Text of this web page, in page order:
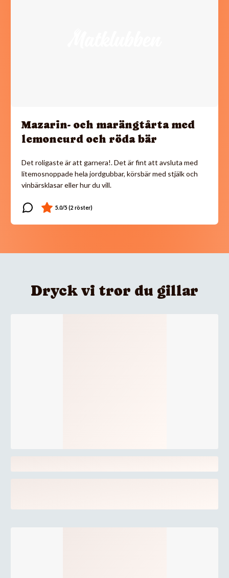
Mazarin- och marängtårta med
lemoncurd och röda bär
Det roligaste är att garnera!. Det är fint att avsluta med
litemosnoppade hela jordgubbar, körsbär med stjälk och
vinbärsklasar eller hur du vill.
Dryck vi tror du gillar